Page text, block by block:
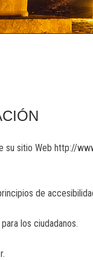
sitio Web http://
de
los ciudadanos.